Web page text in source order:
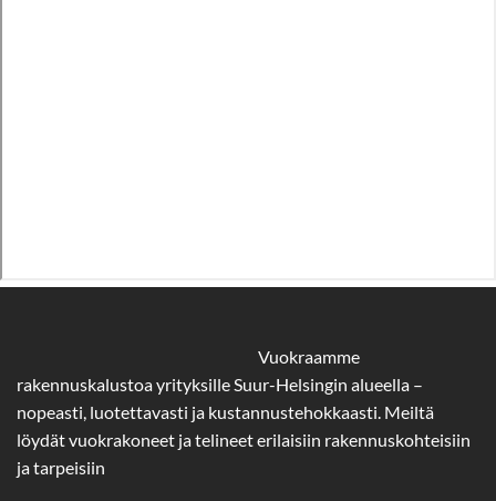
Vuokraamme
rakennuskalustoa yrityksille Suur-Helsingin alueella –
nopeasti, luotettavasti ja kustannustehokkaasti. Meiltä
löydät vuokrakoneet ja telineet erilaisiin rakennuskohteisiin
ja tarpeisiin